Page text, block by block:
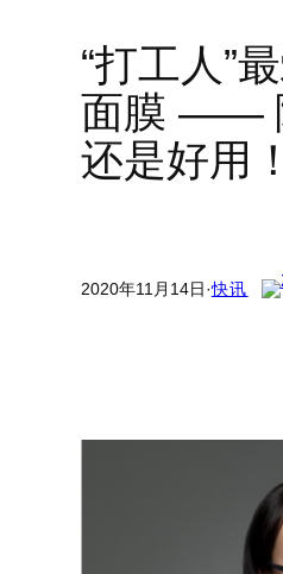
“打工人”
面膜 ——
还是好用！
2020年11月14日·快讯